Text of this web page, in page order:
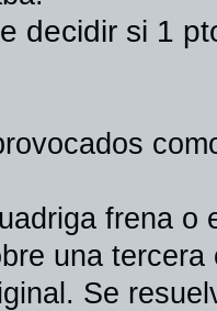
decidir si 1
frena o
una
Se